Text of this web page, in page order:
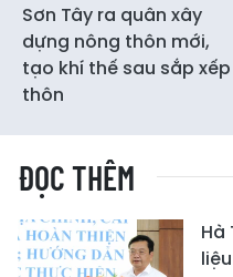
Sơn Tây ra quân xây
dựng nông thôn mới,
tạo khí thế sau sắp xếp
thôn
ĐỌC THÊM
Hà